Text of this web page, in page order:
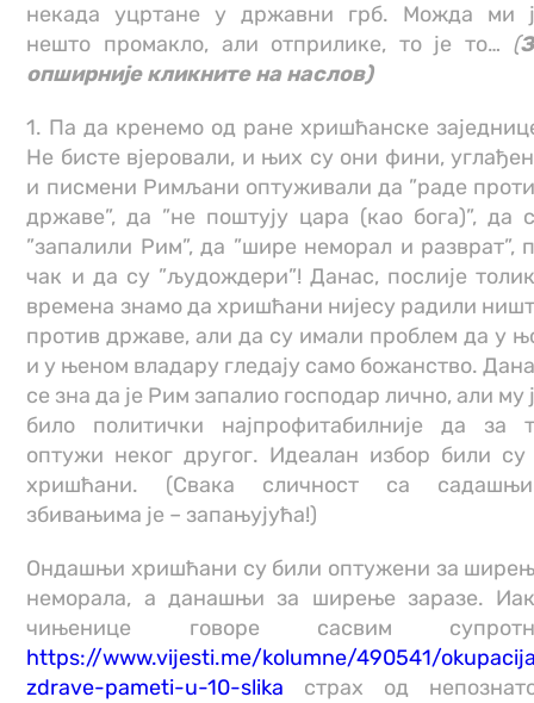
некада уцртане у државни грб. Можда ми
нешто промакло, али отприлике, то је то… (
опширније кликните на наслов)
1. Па да кренемо од ране хришћанске
Не бисте вјеровали, и њих су они фини,
и писмени Римљани оптуживали да ”раде
државе”, да ”не поштују цара (као бога)”, да
”запалили Рим”, да ”шире неморал и разврат”,
чак и да су ”људождери”! Данас, послије
времена знамо да хришћани нијесу радили
против државе, али да су имали проблем да у
и у њеном владару гледају само божанство.
се зна да је Рим запалио господар лично, али му
било политички најпрофитабилније да за
оптужи неког другог. Идеалан избор били су
хришћани. (Свака сличност са
збивањима је – запањујућа!)
Ондашњи хришћани су били оптужени за
неморала, а данашњи за ширење заразе.
чињенице говоре сасвим
https://www.vijesti.me/kolumne/490541/
zdrave-pameti-u-10-slika страх од